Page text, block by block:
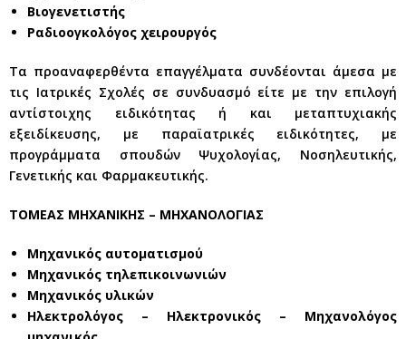
Βιογενετιστής
Ραδιοογκολόγος χειρουργός
Τα προαναφερθέντα επαγγέλματα συνδέονται άμεσα με
τις Ιατρικές Σχολές σε συνδυασμό είτε με την επιλογή
αντίστοιχης ειδικότητας ή και μεταπτυχιακής
εξειδίκευσης, με παραϊατρικές ειδικότητες, με
προγράμματα σπουδών Ψυχολογίας, Νοσηλευτικής,
Γενετικής και Φαρμακευτικής.
ΤΟΜΕΑΣ ΜΗΧΑΝΙΚΗΣ – ΜΗΧΑΝΟΛΟΓΙΑΣ
Μηχανικός αυτοματισμού
Μηχανικός τηλεπικοινωνιών
Μηχανικός υλικών
Ηλεκτρολόγος – Ηλεκτρονικός – Μηχανολόγος